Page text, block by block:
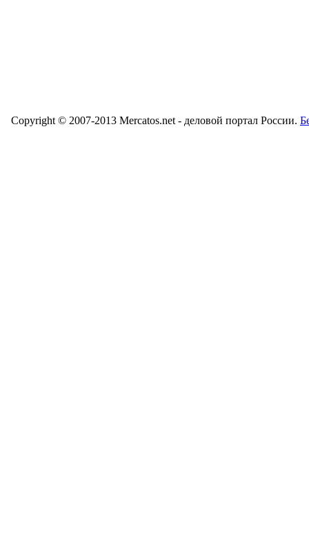
Copyright © 2007-2013 Mercatos.net - деловой портал России.